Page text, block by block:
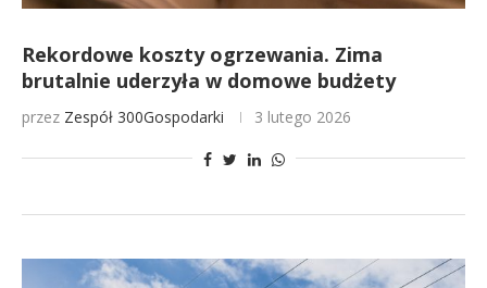
Rekordowe koszty ogrzewania. Zima
brutalnie uderzyła w domowe budżety
przez Zespół 300Gospodarki 3 lutego 2026